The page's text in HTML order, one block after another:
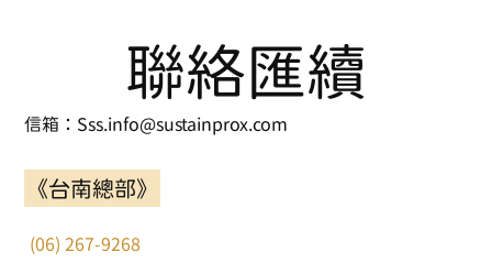
聯絡匯續
信箱：Sss.info@sustainprox.com
《台南總部》
(06) 267-9268